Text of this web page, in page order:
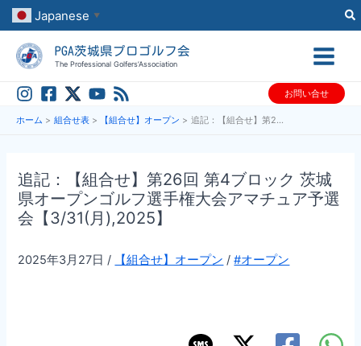
容
Japanese ▼
PGA茨城県プロゴルフ会
The Professional Golfers’Association
お問い合せ
ホーム 組合せ表 【組合せ】オープン 追記：【組合せ】第26回 第4ブロック 茨城県オープンゴルフ選手権大会アマチュア予選会【3/31(月),2025】
追記：【組合せ】第26回 第4ブロック 茨城
県オープンゴルフ選手権大会アマチュア予選
会【3/31(月),2025】
2025年3月27日 / 【組合せ】オープン /#オープン